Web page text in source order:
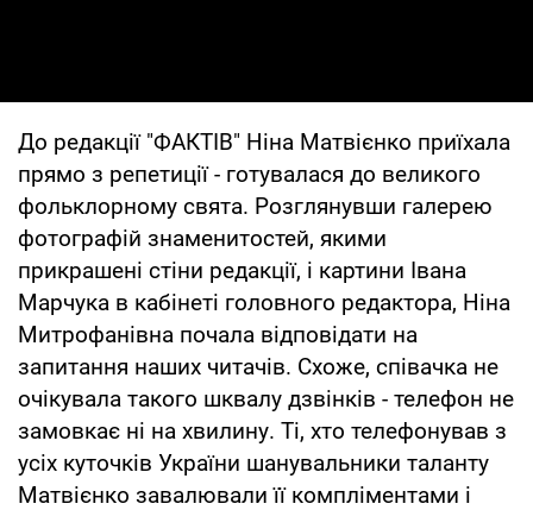
До редакції "ФАКТІВ" Ніна Матвієнко приїхала
прямо з репетиції - готувалася до великого
фольклорному свята. Розглянувши галерею
фотографій знаменитостей, якими
прикрашені стіни редакції, і картини Івана
Марчука в кабінеті головного редактора, Ніна
Митрофанівна почала відповідати на
запитання наших читачів. Схоже, співачка не
очікувала такого шквалу дзвінків - телефон не
замовкає ні на хвилину. Ті, хто телефонував з
усіх куточків України шанувальники таланту
Матвієнко завалювали її компліментами і